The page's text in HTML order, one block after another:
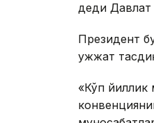
деди Давлат
Президент
ҳужжат
«Кўп йиллик